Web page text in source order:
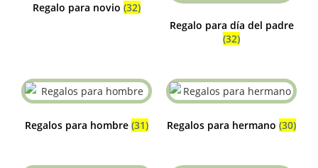
Regalo para novio (32)
Regalo para día del padre
(32)
Regalos para hombre (31) Regalos para hermano (30)